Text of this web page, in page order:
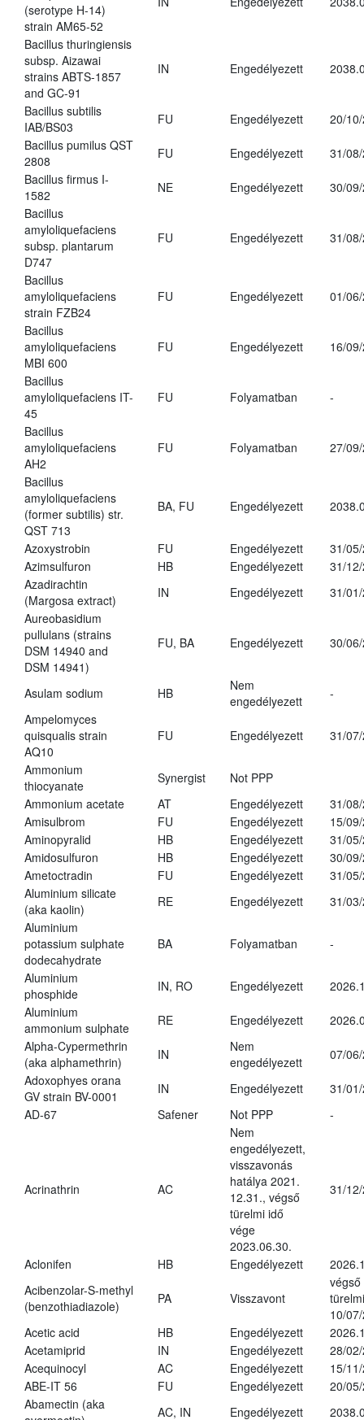
(serotype H-14)
strain AM65-52
Bacillus thuringiensis
subsp. Aizawai
strains ABTS-1857
and GC-91
IN Engedélyezett
Bacillus subtilis
IAB/BS03
FU Engedélyezett
20/
Bacillus pumilus QST
2808
FU Engedélyezett
31/
Bacillus firmus I-
1582
NE Engedélyezett
30/
Bacillus
amyloliquefaciens
subsp. plantarum
D747
FU Engedélyezett 31/
Bacillus
amyloliquefaciens
strain FZB24
FU Engedélyezett 01/
Bacillus
amyloliquefaciens
MBI 600
FU Engedélyezett 16/
Bacillus
amyloliquefaciens IT-
45
FU Folyamatban -
Bacillus
amyloliquefaciens
AH2
FU Folyamatban 27/
Bacillus
amyloliquefaciens
(former subtilis) str.
QST 713
BA, FU Engedélyezett
Azoxystrobin FU Engedélyezett
31/
Azimsulfuron
HB Engedélyezett
31/
Azadirachtin
(Margosa extract)
IN Engedélyezett
31/
Aureobasidium
pullulans (strains
DSM 14940 and
DSM 14941)
FU, BA Engedélyezett 30/
Asulam sodium HB
Nem
engedélyezett
-
Ampelomyces
quisqualis strain
AQ10
FU Engedélyezett 31/
Ammonium
thiocyanate
Synergist
Not PPP
Ammonium acetate
AT Engedélyezett
31/
Amisulbrom
FU Engedélyezett
15/
Aminopyralid
HB Engedélyezett
31/
Amidosulfuron
HB Engedélyezett
30/
Ametoctradin
FU Engedélyezett
31/
Aluminium silicate
(aka kaolin)
RE Engedélyezett
31/
Aluminium
potassium sulphate
dodecahydrate
BA Folyamatban -
Aluminium
phosphide
IN, RO Engedélyezett
Aluminium
ammonium sulphate
RE Engedélyezett
Alpha-Cypermethrin
(aka alphamethrin)
IN
Nem
engedélyezett
07/
Adoxophyes orana
GV strain BV-0001
IN Engedélyezett
31/
AD-67
Safener Not PPP -
Acrinathrin AC
Nem
engedélyezett,
visszavonás
hatálya 2021.
12.31., végső
türelmi idő
vége
2023.06.30.
31/
Aclonifen HB Engedélyezett
Acibenzolar-S-methyl
(benzothiadiazole)
PA Visszavont
végső
10/
Acetic acid
HB Engedélyezett
Acetamiprid
IN Engedélyezett
28/
Acequinocyl
AC Engedélyezett
15/
ABE-IT 56
FU Engedélyezett
20/
Abamectin (aka
AC, IN Engedélyezett